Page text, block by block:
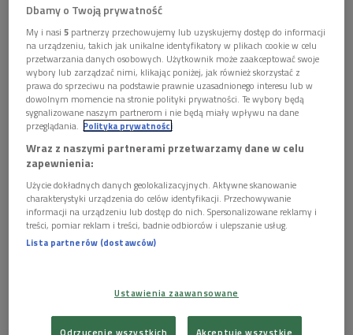
Jacek Jackowski o ewolucji zapisów nutowych
Kolberga (Źródła/Dwójka)
 10'18 
Jacek Jackowski o wyprawach terenowych
Kolberga (Źródła/Dwójka)
 20'36
Jacek Jackowski o zapisywaniu melodii metodą
Oskara Kolberga (Źródła/Dwójka)
 23'50
Oskara Kolberga (Źródła/Dwójka)
28'53
Dbamy o Twoją prywatność
My i nasi5 partnerzy przechowujemy lub uzyskujemy dostęp do informacji
na urządzeniu, takich jak unikalne identyfikatory w plikach cookie w celu
przetwarzania danych osobowych. Użytkownik może zaakceptować swoje
wybory lub zarządzać nimi, klikając poniżej, jak również skorzystać z
prawa do sprzeciwu na podstawie prawnie uzasadnionego interesu lub w
dowolnym momencie na stronie polityki prywatności. Te wybory będą
sygnalizowane naszym partnerom i nie będą miały wpływu na dane
przeglądania. Polityka prywatności
Wraz z naszymi partnerami przetwarzamy dane w celu
zapewnienia:
Użycie dokładnych danych geolokalizacyjnych. Aktywne skanowanie
charakterystyki urządzenia do celów identyfikacji. Przechowywanie
informacji na urządzeniu lub dostęp do nich. Spersonalizowane reklamy i
treści, pomiar reklam i treści, badnie odbiorców i ulepszanie usług.
Lista partnerów (dostawców)
Ustawienia zaawansowane
Odrzucenie wszystkich Akceptuję wszystkie